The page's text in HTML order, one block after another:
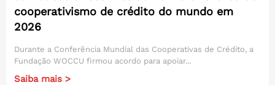
cooperativismo de crédito do mundo em
2026
Durante a Conferência Mundial das Cooperativas de Crédito, a
Fundação WOCCU firmou acordo para apoiar...
Saiba mais >